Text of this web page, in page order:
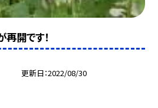
開です！
更新日 2022/08/30